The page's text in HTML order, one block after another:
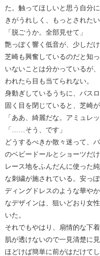
た。触ってほしいと思う自分
きがうれしく、もっとされた
「脱ごうか。全部見せて」
艶っぽく響く低音が、少しだけ
芝崎も興奮しているのだと知
いないことは分かっているが
われたら目も当てられない。
身動ぎしているうちに、バス
固く目を閉じていると、芝崎
「ああ、綺麗だな。アミュレ
「……そう、です」
どうするべきか散々迷って、
のベビードールとショーツだけ
レース地をふんだんに使った
な刺繍が施されている。安っ
ディングドレスのような華や
なデザインは、狙いどおり女
いた。
それでもやはり、扇情的な下着
肌が透けないので一見清楚に
ほどけば簡単に前がはだけて